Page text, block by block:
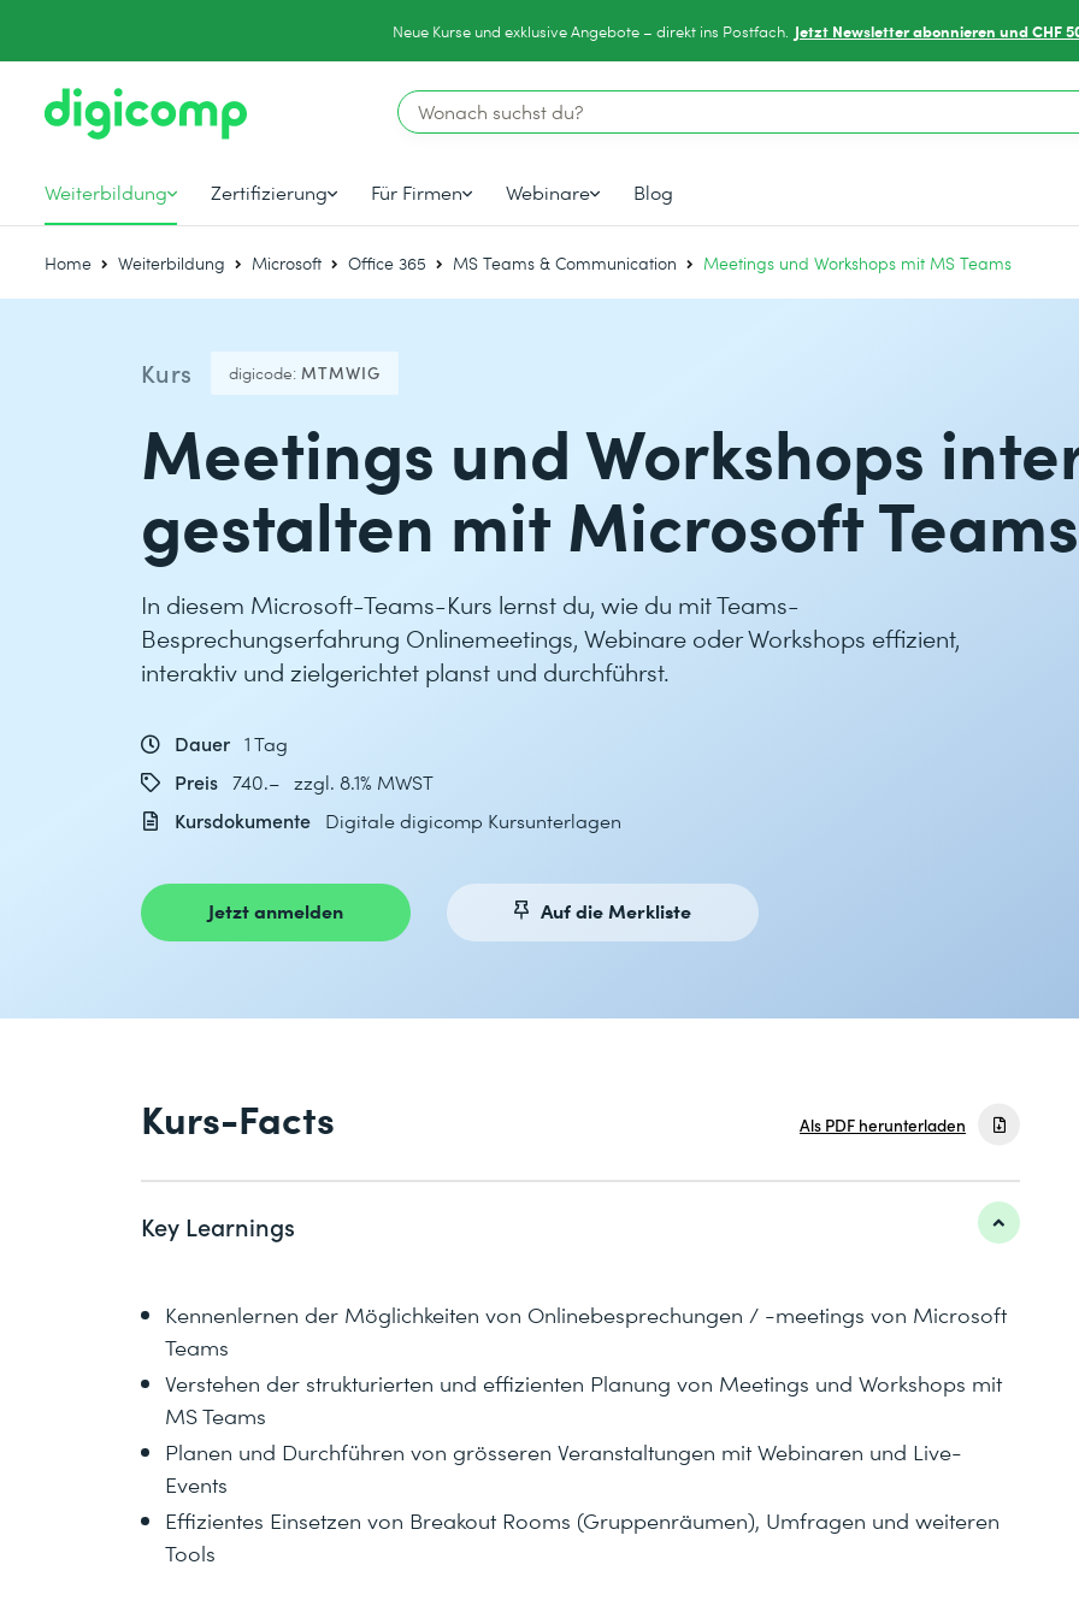
Neue Kurse und exklusive Angebote – direkt ins Postfach. Jetzt Newsletter abonnieren und CHF
Weiterbildung Zertifizierung Für Firmen Webinare Blog
Home Weiterbildung Microsoft Office 365 MS Teams & Communication Meetings und Workshops mit MS Teams
Kurs digicode: MTMWIG
Meetings und Workshops
gestalten mit Microsoft Teams
In diesem Microsoft-Teams-Kurs lernst du, wie du mit Teams-
Besprechungserfahrung Onlinemeetings, Webinare oder Workshops effizient,
interaktiv und zielgerichtet planst und durchführst.
Dauer 1 Tag
Preis 740.– zzgl. 8.1% MWST
Kursdokumente
Digitale digicomp Kursunterlagen
Jetzt anmelden Auf die Merkliste
Kurs-Facts Als PDF herunterladen
Key Learnings
Kennenlernen der Möglichkeiten von Onlinebesprechungen / -meetings von Microsoft
Teams
Verstehen der strukturierten und effizienten Planung von Meetings und Workshops mit
MS Teams
Planen und Durchführen von grösseren Veranstaltungen mit Webinaren und Live-
Events
Effizientes Einsetzen von Breakout Rooms (Gruppenräumen), Umfragen und weiteren
Tools